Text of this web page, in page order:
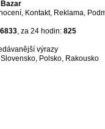
Bazar
, Kontakt, Reklama,
6833, za 24 hodin: 825
výrazy
Slovensko, Polsko, Rakousko